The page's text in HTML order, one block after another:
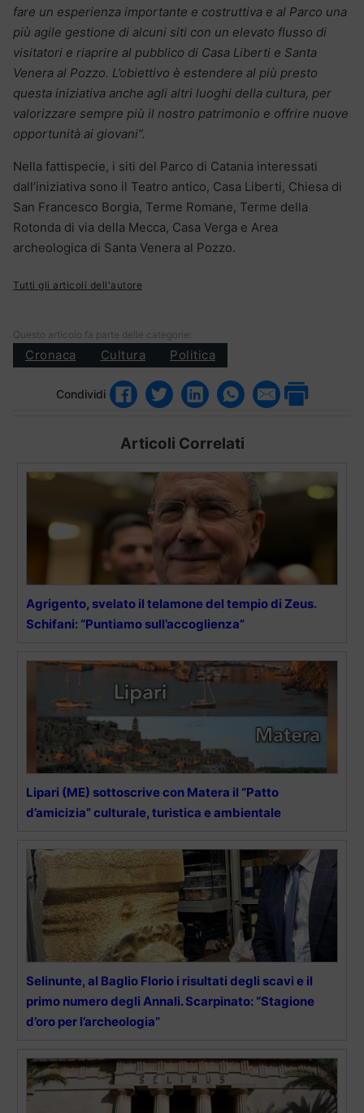
fare un esperienza importante e costruttiva e al Parco una
più agile gestione di alcuni siti con un elevato flusso di
visitatori e riaprire al pubblico di Casa Liberti e Santa
Venera al Pozzo. L’obiettivo è estendere al più presto
questa iniziativa anche agli altri luoghi della cultura, per
valorizzare sempre più il nostro patrimonio e offrire nuove
opportunità ai giovani”.
Nella fattispecie, i siti del Parco di Catania interessati
dall’iniziativa sono il Teatro antico, Casa Liberti, Chiesa di
San Francesco Borgia, Terme Romane, Terme della
Rotonda di via della Mecca, Casa Verga e Area
archeologica di Santa Venera al Pozzo.
Tutti gli articoli dell'autore
Questo articolo fa parte delle categorie:
Cronaca Cultura Politica
Condividi
Articoli Correlati
Agrigento, svelato il telamone del tempio di Zeus.
Schifani: “Puntiamo sull’accoglienza”
Lipari (ME) sottoscrive con Matera il “Patto
d’amicizia” culturale, turistica e ambientale
Selinunte, al Baglio Florio i risultati degli scavi e il
primo numero degli Annali. Scarpinato: “Stagione
d’oro per l’archeologia”